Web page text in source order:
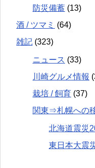
防災備蓄 (13)
酒 / ツマミ (64)
雑記 (323)
ニュース (33)
川崎グルメ情報
栽培 / 飼育 (37)
関東⇒札幌への
北海道震災
東日本大震